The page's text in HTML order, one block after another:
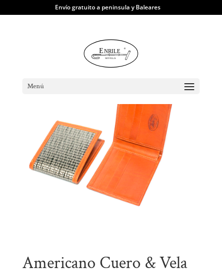
Envío gratuito a peninsula y Baleares
Menú
Americano Cuero & Vela
Americano Cuero & Vela